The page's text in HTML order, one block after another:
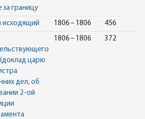
за границу
исходящий 1806 – 1806 456
царю
дел, об
2-ой
1806 – 1806 372